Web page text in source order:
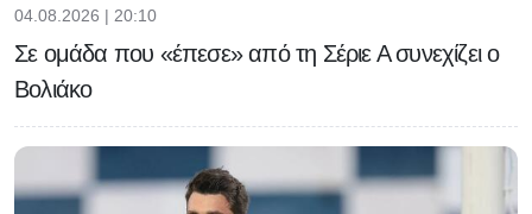
04.08.2026 | 20:10
Σε ομάδα που «έπεσε» από τη Σέριε Α συνεχίζει ο
Βολιάκο